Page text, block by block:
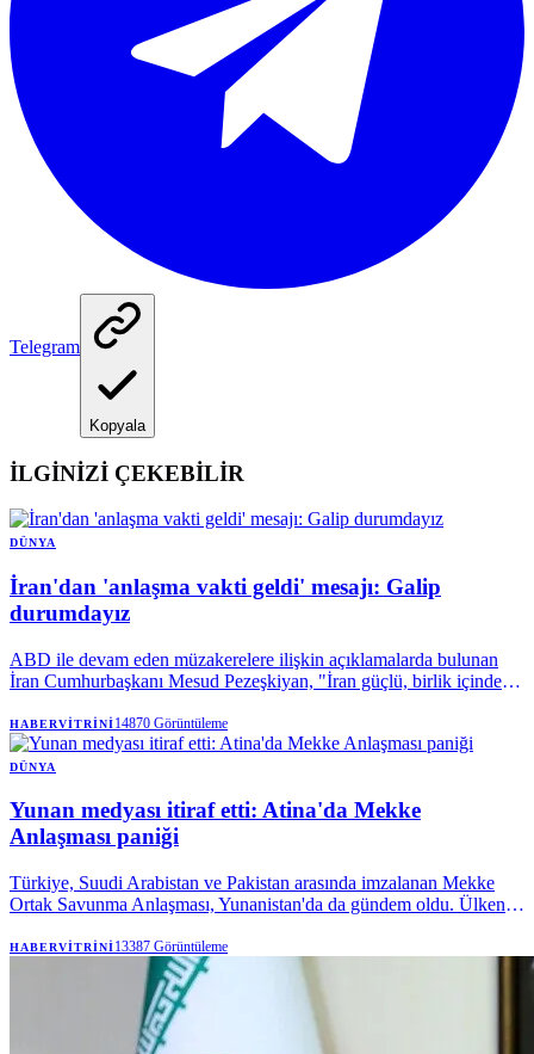
Telegram
Kopyala
İLGİNİZİ ÇEKEBİLİR
DÜNYA
İran'dan 'anlaşma vakti geldi' mesajı: Galip
durumdayız
ABD ile devam eden müzakerelere ilişkin açıklamalarda bulunan
İran Cumhurbaşkanı Mesud Pezeşkiyan, "İran güçlü, birlik içinde ve
ifadelerini kullandı.
HABERVITRINI14870 Görüntüleme
DÜNYA
Yunan medyası itiraf etti: Atina'da Mekke
Anlaşması paniği
Türkiye, Suudi Arabistan ve Pakistan arasında imzalanan Mekke
Ortak Savunma Anlaşması, Yunanistan'da da gündem oldu. Ülkenin
rahatsız ettiğini" yazarken, savunma yükümlülükleri ve Hindistan-
Orta Doğu-Avrupa Ekonomik Koridoru (IMEC) projesi açısından
olumsuz sonuçlar doğurabileceğini öne sürdü.
HABERVITRINI13387 Görüntüleme